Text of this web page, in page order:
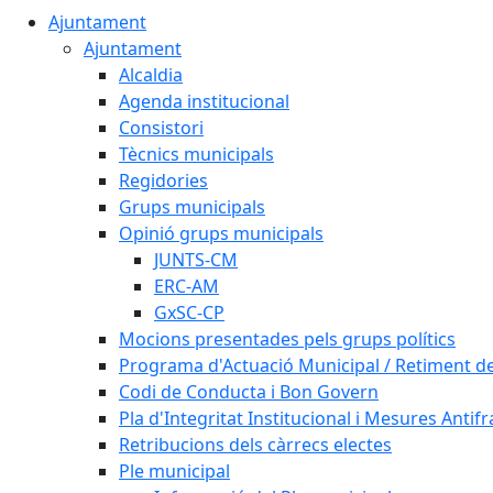
Ajuntament
Ajuntament
Alcaldia
Agenda institucional
Consistori
Tècnics municipals
Regidories
Grups municipals
Opinió grups municipals
JUNTS-CM
ERC-AM
GxSC-CP
Mocions presentades pels grups polítics
Programa d'Actuació Municipal / Retiment
Codi de Conducta i Bon Govern
Pla d'Integritat Institucional i Mesures
Retribucions dels càrrecs electes
Ple municipal